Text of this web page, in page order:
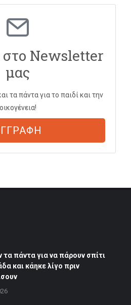
στο Newsletter
μας
τα πάντα για το παιδί και την
οικογένεια!
τα πάντα για να πάρουν σπίτι
και κάηκε λίγο πριν